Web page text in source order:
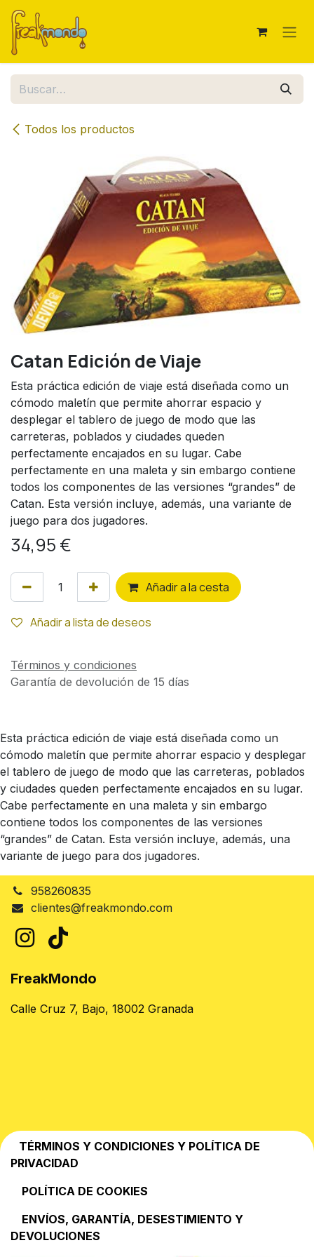
Ir al contenido
Todos los productos
Catan Edición de Viaje
Esta práctica edición de viaje está diseñada como un
cómodo maletín que permite ahorrar espacio y
desplegar el tablero de juego de modo que las
carreteras, poblados y ciudades queden
perfectamente encajados en su lugar. Cabe
perfectamente en una maleta y sin embargo contiene
todos los componentes de las versiones “grandes” de
Catan. Esta versión incluye, además, una variante de
juego para dos jugadores.
34,95 €
Añadir a la cesta
Añadir a lista de deseos
Términos y condiciones
Garantía de devolución de 15 días
Esta práctica edición de viaje está diseñada como un
cómodo maletín que permite ahorrar espacio y desplegar
el tablero de juego de modo que las carreteras, poblados
y ciudades queden perfectamente encajados en su lugar.
Cabe perfectamente en una maleta y sin embargo
contiene todos los componentes de las versiones
“grandes” de Catan. Esta versión incluye, además, una
variante de juego para dos jugadores.
958260835
clientes@freakmondo.com
FreakMondo
Calle Cruz 7, Bajo, 18002 Granada
TÉRMINOS Y CONDICIONES Y POLÍTICA DE
PRIVACIDAD
POLÍTICA DE COOKIES
EN​VÍOS, GARANTÍA, DESESTIMIENTO Y
DEVOLUCIONES